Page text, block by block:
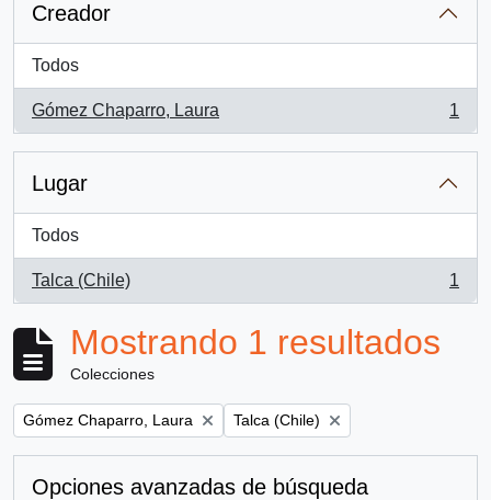
Creador
Todos
Gómez Chaparro, Laura
, 1 resultados
1
Lugar
Todos
Talca (Chile)
, 1 resultados
1
Mostrando 1 resultados
Colecciones
Remove filter:
Gómez Chaparro, Laura Remove filter:
Talca (Chile)
Opciones avanzadas de búsqueda